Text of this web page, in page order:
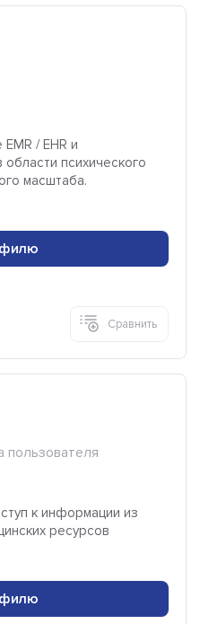
/ EHR и
психического
масштаба.
Сравнить
пользователя
к информации из
ресурсов